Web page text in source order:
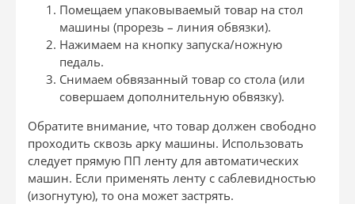
Помещаем упаковываемый товар на стол
машины (прорезь – линия обвязки).
Нажимаем на кнопку запуска/ножную
педаль.
Снимаем обвязанный товар со стола (или
совершаем дополнительную обвязку).
Обратите внимание, что товар должен свободно
проходить сквозь арку машины. Использовать
следует прямую ПП ленту для автоматических
машин. Если применять ленту с саблевидностью
(изогнутую), то она может застрять.